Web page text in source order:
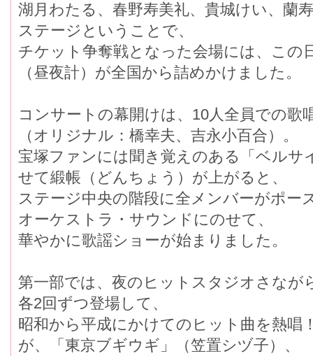
湖月わたる、春野寿美礼、貴城けい、蘭
ステージということで、
チケット争奪戦となった会場には、この
（昼夜計）が全国から詰めかけました。
コンサートの幕開けは、10人全員での歌
（オリジナル：橋幸夫、吉永小百合）。
宝塚ファンには聞き覚えのある「ベル
せて緞帳（どんちょう）が上がると、
ステージ中央の階段に全メンバーがポー
オーケストラ・サウンドにのせて、
華やかに歌謡ショーが始まりました。
第一部では、夜のヒットスタジオさなが
各2回ずつ登場して、
昭和から平成にかけてのヒット曲を熱唱
が、「東京ブギウギ」（笠置シヅ子）、